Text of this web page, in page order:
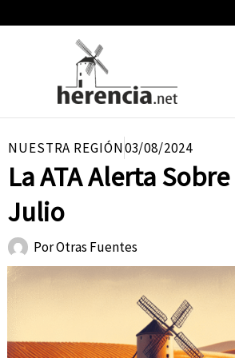
NUESTRA REGIÓN03/08/2024
La ATA Alerta
Julio
PorOtras Fuentes